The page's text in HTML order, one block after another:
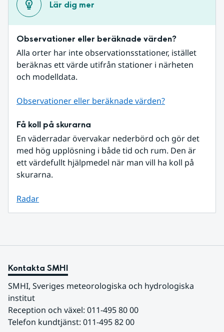
Lär dig mer
Observationer eller beräknade värden?
Alla orter har inte observationsstationer, istället
beräknas ett värde utifrån stationer i närheten
och modelldata.
Observationer eller beräknade värden?
Få koll på skurarna
En väderradar övervakar nederbörd och gör det
med hög upplösning i både tid och rum. Den är
ett värdefullt hjälpmedel när man vill ha koll på
skurarna.
Radar
Kontakta SMHI
SMHI, Sveriges meteorologiska och hydrologiska
institut
Reception och växel: 011-495 80 00
Telefon kundtjänst: 011-495 82 00